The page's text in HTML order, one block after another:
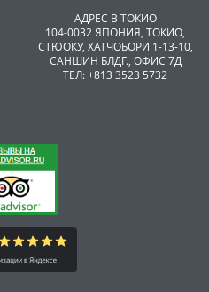
АДРЕС В ТОКИО
104-0032 ЯПОНИЯ, ТОКИО,
CТЮОКУ, ХАТЧОБОРИ 1-13-10,
САНШИН БЛДГ., ОФИС 7Д
ТЕЛ: +813 3523 5732